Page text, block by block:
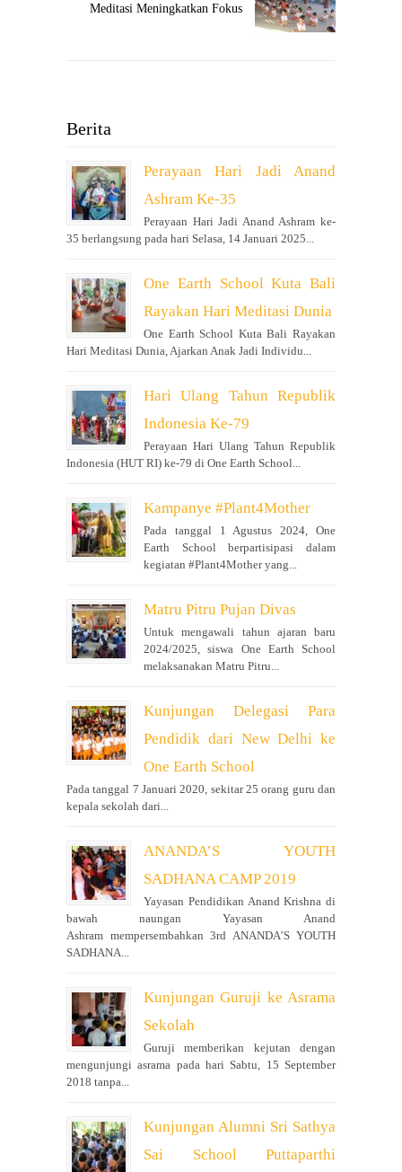
Meditasi Meningkatkan Fokus
Berita
Perayaan Hari Jadi Anand
Ashram Ke-35
Perayaan Hari Jadi Anand Ashram ke-
35 berlangsung pada hari Selasa, 14 Januari 2025...
One Earth School Kuta Bali
Rayakan Hari Meditasi Dunia
One Earth School Kuta Bali Rayakan
Hari Meditasi Dunia, Ajarkan Anak Jadi Individu...
Hari Ulang Tahun Republik
Indonesia Ke-79
Perayaan Hari Ulang Tahun Republik
Indonesia (HUT RI) ke-79 di One Earth School...
Kampanye #Plant4Mother
Pada tanggal 1 Agustus 2024, One
Earth School berpartisipasi dalam
kegiatan #Plant4Mother yang...
Matru Pitru Pujan Divas
Untuk mengawali tahun ajaran baru
2024/2025, siswa One Earth School
melaksanakan Matru Pitru...
Kunjungan Delegasi Para
Pendidik dari New Delhi ke
One Earth School
Pada tanggal 7 Januari 2020, sekitar 25 orang guru dan
kepala sekolah dari...
ANANDA’S YOUTH
SADHANA CAMP 2019
Yayasan Pendidikan Anand Krishna di
bawah naungan Yayasan Anand
Ashram mempersembahkan 3rd ANANDA’S YOUTH
SADHANA...
Kunjungan Guruji ke Asrama
Sekolah
Guruji memberikan kejutan dengan
mengunjungi asrama pada hari Sabtu, 15 September
2018 tanpa...
Kunjungan Alumni Sri Sathya
Sai School Puttaparthi